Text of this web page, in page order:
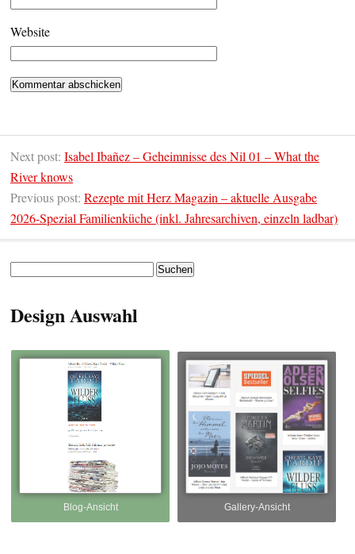
Website
Next post: Isabel Ibañez – Geheimnisse des Nil 01 – What the
River knows
Previous post: Rezepte mit Herz Magazin – aktuelle Ausgabe
2026-Spezial Familienküche (inkl. Jahresarchiven, einzeln ladbar)
Design Auswahl
Blog-Ansicht Gallery-Ansicht